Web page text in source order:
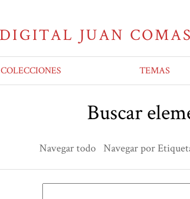
COLECCIONES TEMAS
Buscar
Navegar todo Navegar por